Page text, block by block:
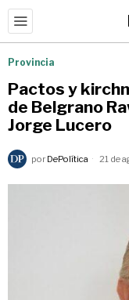
Provincia
Pactos y
de Belgrano
Jorge Lucero
por DePolítica 21 de